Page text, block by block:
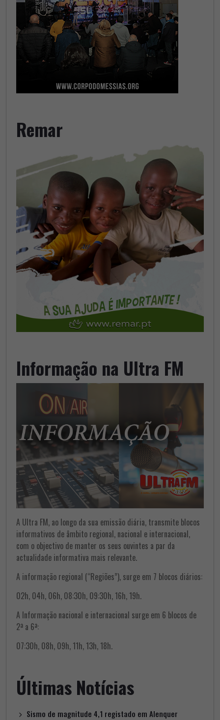
Remar
Informação na Ultra FM
A Ultra FM, ao longo da sua emissão diária, transmite blocos
informativos de âmbito regional, nacional e internacional,
com o objectivo de manter os seus ouvintes a par da
actualidade informativa mais relevante.
A informação regional (“Regiões”), surge em 7 blocos diários:
02h, 04h, 06h, 08:30h, 09:30h, 16h, 19h.
A Informação nacional e internacional surge em 6 blocos de
2ª a 6ª:
07:30h, 08h, 09h, 11h, 13h, 18h.
Últimas Notícias
Sismo de magnitude 4,1 registado em Alenquer